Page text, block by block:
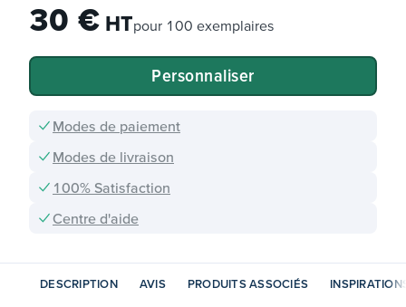
DESCRIPTION AVIS PRODUITS ASSOCIÉS
30 €HTpour 100 exemplaires
Personnaliser
Modes de paiement
Modes de livraison
100% Satisfaction
Centre d'aide